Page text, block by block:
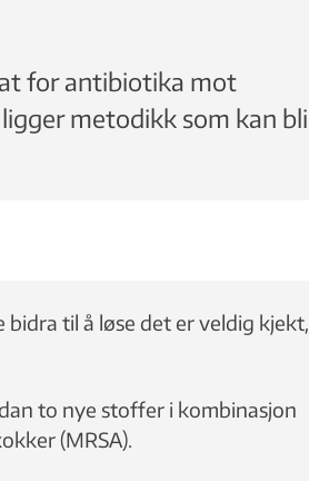
for antibiotika mot
metodikk som kan bli
til å løse det er veldig kjekt,
to nye stoffer i kombinasjon
(MRSA).